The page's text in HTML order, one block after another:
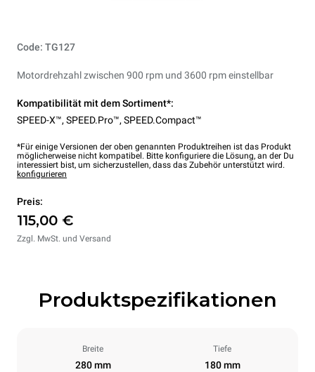
Code: TG127
Motordrehzahl zwischen 900 rpm und 3600 rpm einstellbar
Kompatibilität mit dem Sortiment*:
SPEED-X™, SPEED.Pro™, SPEED.Compact™
*Für einige Versionen der oben genannten Produktreihen ist das Produkt
möglicherweise nicht kompatibel. Bitte konfiguriere die Lösung, an der Du
interessiert bist, um sicherzustellen, dass das Zubehör unterstützt wird.
konfigurieren
Preis:
115,00 €
Zzgl. MwSt. und Versand
Produktspezifikationen
Breite
280 mm
Tiefe
180 mm